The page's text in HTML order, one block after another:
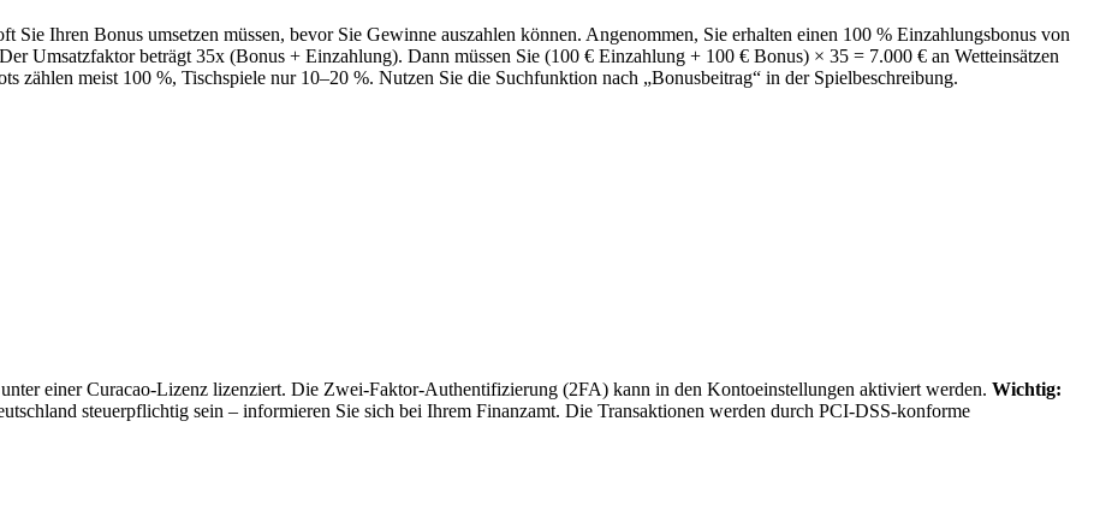
Sie Ihren Bonus umsetzen müssen, bevor Sie Gewinne auszahlen können. Angenommen, Sie erhalten einen 100 % Einzahlungsbonus von
Umsatzfaktor beträgt 35x (Bonus + Einzahlung). Dann müssen Sie (100 € Einzahlung + 100 € Bonus) × 35 = 7.000 € an Wetteinsätzen
zählen meist 100 %, Tischspiele nur 10–20 %. Nutzen Sie die Suchfunktion nach „Bonusbeitrag“ in der Spielbeschreibung.
einer Curacao-Lizenz lizenziert. Die Zwei-Faktor-Authentifizierung (2FA) kann in den Kontoeinstellungen aktiviert werden. Wichtig:
steuerpflichtig sein – informieren Sie sich bei Ihrem Finanzamt. Die Transaktionen werden durch PCI-DSS-konforme